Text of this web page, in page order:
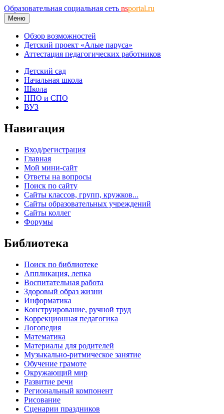
Образовательная социальная сеть nsportal.ru
Меню
Обзор возможностей
Детский проект «Алые паруса»
Аттестация педагогических работников
Детский сад
Начальная школа
Школа
НПО и СПО
ВУЗ
Навигация
Вход/регистрация
Главная
Мой мини-сайт
Ответы на вопросы
Поиск по сайту
Сайты классов, групп, кружков...
Сайты образовательных учреждений
Сайты коллег
Форумы
Библиотека
Поиск по библиотеке
Аппликация, лепка
Воспитательная работа
Здоровый образ жизни
Информатика
Конструирование, ручной труд
Коррекционная педагогика
Логопедия
Математика
Материалы для родителей
Музыкально-ритмическое занятие
Обучение грамоте
Окружающий мир
Развитие речи
Региональный компонент
Рисование
Сценарии праздников